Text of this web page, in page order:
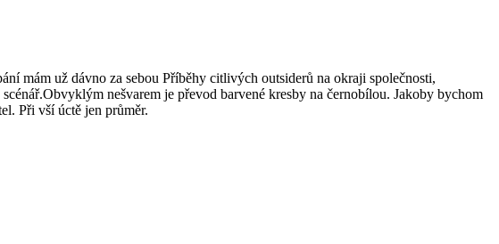
mám už dávno za sebou Příběhy citlivých outsiderů na okraji společnosti,
nešvarem je převod barvené kresby na černobílou. Jakoby bychom
Při vší úctě jen průměr.